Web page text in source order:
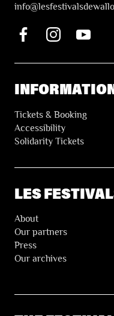
i
Tickets & Booking
Accessibility
Solidarity Tickets
LES
About
Our partners
Press
Our archives